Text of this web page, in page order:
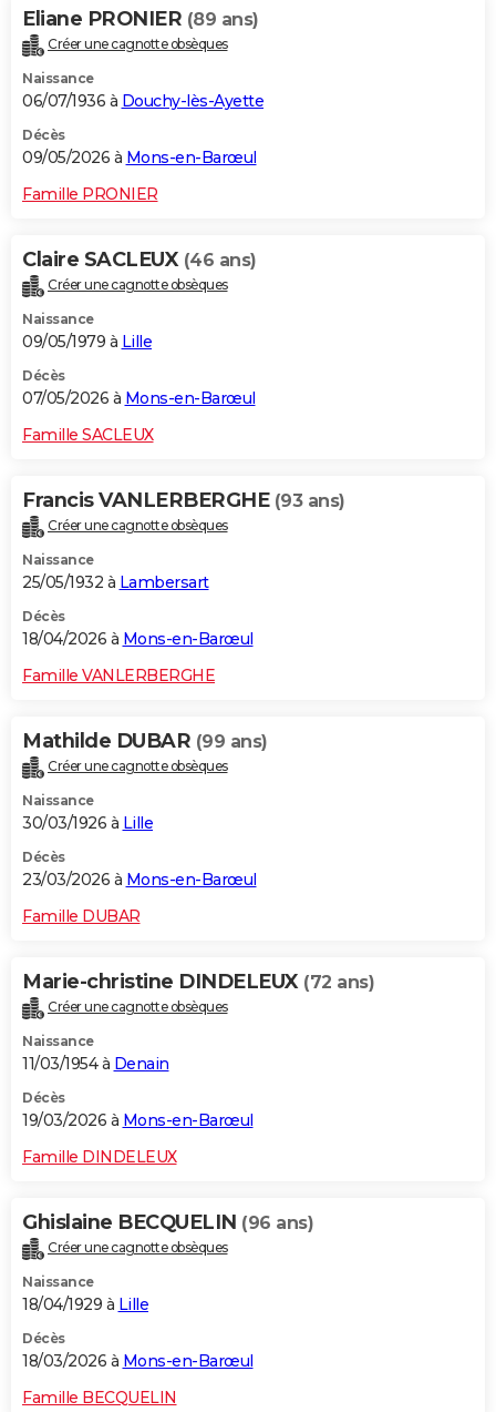
Eliane PRONIER (89 ans)
Créer une cagnotte obsèques
Naissance
06/07/1936 à Douchy-lès-Ayette
Décès
09/05/2026 à Mons-en-Barœul
Famille PRONIER
Claire SACLEUX (46 ans)
Créer une cagnotte obsèques
Naissance
09/05/1979 à Lille
Décès
07/05/2026 à Mons-en-Barœul
Famille SACLEUX
Francis VANLERBERGHE (93 ans)
Créer une cagnotte obsèques
Naissance
25/05/1932 à Lambersart
Décès
18/04/2026 à Mons-en-Barœul
Famille VANLERBERGHE
Mathilde DUBAR (99 ans)
Créer une cagnotte obsèques
Naissance
30/03/1926 à Lille
Décès
23/03/2026 à Mons-en-Barœul
Famille DUBAR
Marie-christine DINDELEUX (72 ans)
Créer une cagnotte obsèques
Naissance
11/03/1954 à Denain
Décès
19/03/2026 à Mons-en-Barœul
Famille DINDELEUX
Ghislaine BECQUELIN (96 ans)
Créer une cagnotte obsèques
Naissance
18/04/1929 à Lille
Décès
18/03/2026 à Mons-en-Barœul
Famille BECQUELIN